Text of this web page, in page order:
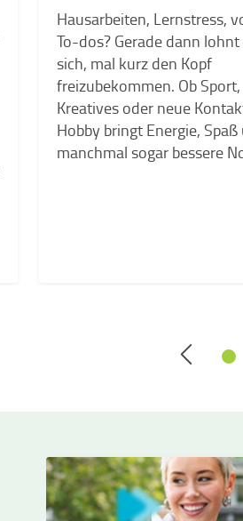
Hausarbeiten, Lernstress,
To-dos? Gerade dann lohnt
sich, mal kurz den Kopf
freizubekommen. Ob Sport,
Kreatives oder neue
Hobby bringt Energie, Spaß
manchmal sogar bessere